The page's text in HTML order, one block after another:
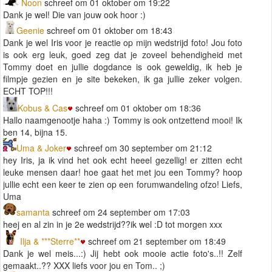
Dank je wel! Die van jouw ook hoor :)
Geenie schreef om 01 oktober om 18:43
Dank je wel Iris voor je reactie op mijn wedstrijd foto! Jou foto
is ook erg leuk, goed zeg dat je zoveel behendigheid met
Tommy doet en jullie dogdance is ook geweldig, ik heb je
filmpje gezien en je site bekeken, ik ga jullie zeker volgen.
ECHT TOP!!!
Kobus & Cas
schreef om 01 oktober om 18:36
Hallo naamgenootje haha :) Tommy is ook ontzettend mooi! Ik
ben 14, bijna 15.
Uma & Joker
schreef om 30 september om 21:12
hey Iris, ja ik vind het ook echt heeel gezellig! er zitten echt
leuke mensen daar! hoe gaat het met jou een Tommy? hoop
jullie echt een keer te zien op een forumwandeling ofzo! Liefs,
Uma
samanta schreef om 24 september om 17:03
heej en al zin in je 2e wedstrijd??ik wel :D tot morgen xxx
Ilja & ***Sterre**
schreef om 21 september om 18:49
Dank je wel meis...:) Jij hebt ook mooie actie foto's..!! Zelf
gemaakt..?? XXX liefs voor jou en Tom.. ;)